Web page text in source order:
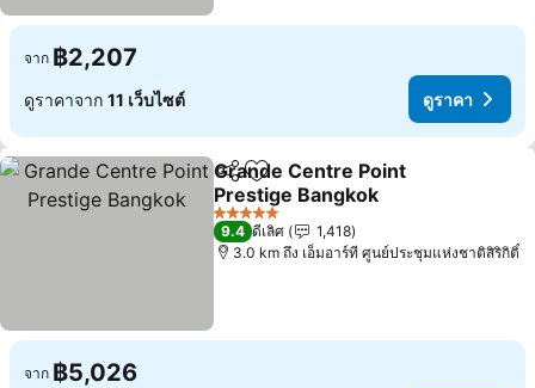
จาก ฿2,207
ดูราคาจาก 11 เว็บไซต์ ดูราคา
แชร์ เพิ่มในรายการโปรด
Grande Centre Point
Prestige Bangkok
ดูราคา
5 ดาว
9.4 ดีเลิศ
1,418
3.0 km ถึง เอ็มอาร์ที ศูนย์ประชุมแห่งชาติสิริกิติ์
จาก ฿5,026